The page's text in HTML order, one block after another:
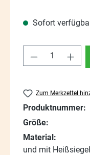
Sofort
Produkt
Zum Merkzettel
Produktnummer:
Größe:
Material:
und mit